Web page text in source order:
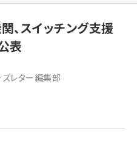
、スイッチング支援
表
レター編集部